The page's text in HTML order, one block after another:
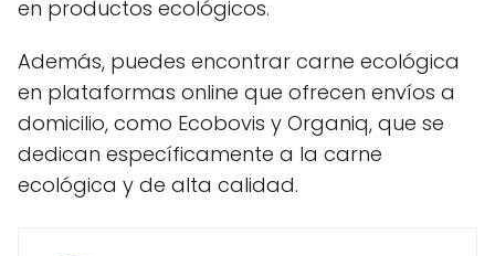
en productos ecológicos.
Además, puedes encontrar carne ecológica
en plataformas online que ofrecen envíos a
domicilio, como Ecobovis y Organiq, que se
dedican específicamente a la carne
ecológica y de alta calidad.